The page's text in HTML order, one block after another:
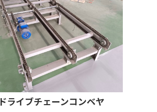
ドライブチェーンコンベヤ